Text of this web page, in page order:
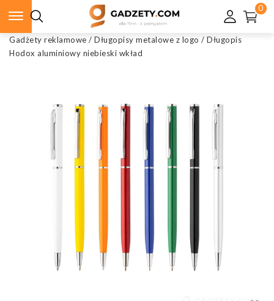
0
Gadżety reklamowe / Długopisy metalowe z logo / Długopis
Hodox aluminiowy niebieski wkład